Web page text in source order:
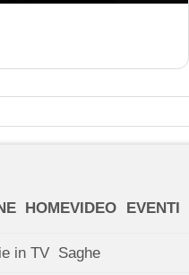
HOMEVIDEO EVENTI
in TV Saghe